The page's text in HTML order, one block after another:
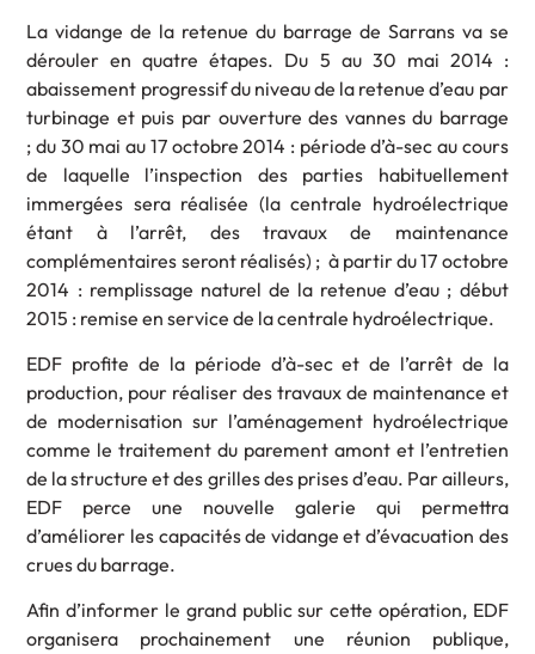
La vidange de la retenue du barrage de Sarrans va se
dérouler en quatre étapes. Du 5 au 30 mai 2014 :
abaissement progressif du niveau de la retenue d’eau par
turbinage et puis par ouverture des vannes du barrage
; du 30 mai au 17 octobre 2014 : période d’à-sec au cours
de laquelle l’inspection des parties habituellement
immergées sera réalisée (la centrale hydroélectrique
étant à l’arrêt, des travaux de maintenance
complémentaires seront réalisés) ; à partir du 17 octobre
2014 : remplissage naturel de la retenue d’eau ; début
2015 : remise en service de la centrale hydroélectrique.
EDF profite de la période d’à-sec et de l’arrêt de la
production, pour réaliser des travaux de maintenance et
de modernisation sur l’aménagement hydroélectrique
comme le traitement du parement amont et l’entretien
de la structure et des grilles des prises d’eau. Par ailleurs,
EDF perce une nouvelle galerie qui permettra
d’améliorer les capacités de vidange et d’évacuation des
crues du barrage.
Afin d’informer le grand public sur cette opération, EDF
organisera prochainement une réunion publique,